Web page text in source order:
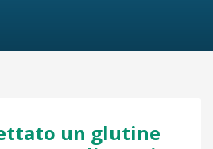
un glutine